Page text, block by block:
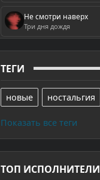
Не смотри наверх
Три дня дождя
ТЕГИ
новые ностальгия
Показать все теги
ТОП ИСПОЛНИТЕЛИ